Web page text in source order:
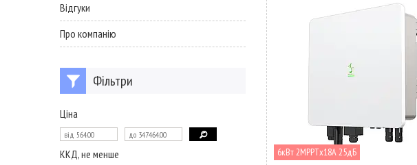
6кВт 2MPPTх18А 25дБ
Відгуки
Про компанію
Фільтри
Ціна
ККД, не менше